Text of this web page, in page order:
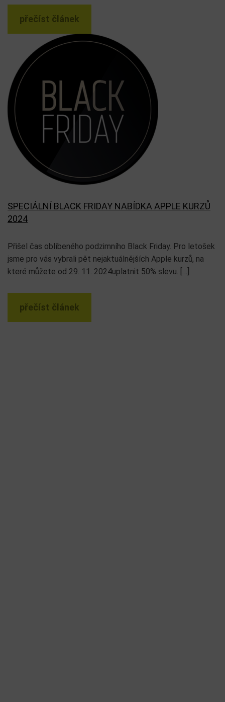
přečíst článek
SPECIÁLNÍ BLACK FRIDAY NABÍDKA APPLE KURZŮ
2024
Přišel čas oblíbeného podzimního Black Friday. Pro letošek
jsme pro vás vybrali pět nejaktuálnějších Apple kurzů, na
které můžete od 29. 11. 2024uplatnit 50% slevu. […]
přečíst článek